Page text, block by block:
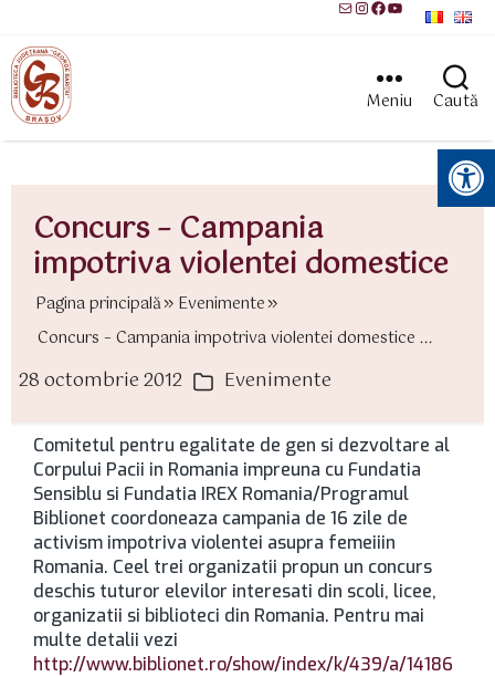
MailInstagram
Facebook
YouTube
Meniu Caută
Instrumente pentru accesibilitate
Concurs – Campania
impotriva violentei domestice
Pagina principală
Evenimente
Concurs – Campania impotriva violentei domestice ...
28 octombrie 2012 Categorii
Evenimente
Comitetul pentru egalitate de gen si dezvoltare al
Corpului Pacii in Romania impreuna cu Fundatia
Sensiblu si Fundatia IREX Romania/Programul
Biblionet coordoneaza campania de 16 zile de
activism impotriva violentei asupra femeiiin
Romania. Ceel trei organizatii propun un concurs
deschis tuturor elevilor interesati din scoli, licee,
organizatii si biblioteci din Romania. Pentru mai
multe detalii vezi
http://www.biblionet.ro/show/index/k/439/a/14186